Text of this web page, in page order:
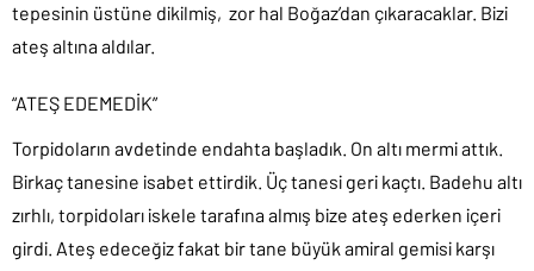
tepesinin üstüne dikilmiş, zor hal Boğaz’dan çıkaracaklar. Bizi
ateş altına aldılar.
“ATEŞ EDEMEDİK”
Torpidoların avdetinde endahta başladık. On altı mermi attık.
Birkaç tanesine isabet ettirdik. Üç tanesi geri kaçtı. Badehu altı
zırhlı, torpidoları iskele tarafına almış bize ateş ederken içeri
girdi. Ateş edeceğiz fakat bir tane büyük amiral gemisi karşı